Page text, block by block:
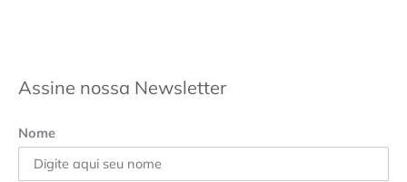
Assine nossa Newsletter
Nome